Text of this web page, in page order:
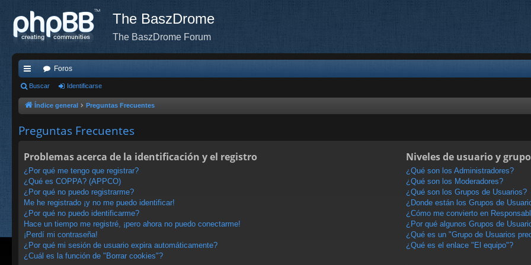
The BaszDrome
The BaszDrome Forum
nl
ac
pi
do
s
Foros
Buscar Identificarse
Índice general Preguntas Frecuentes
Preguntas Frecuentes
Problemas acerca de la identificación y el registro
¿Por qué me tengo que registrar?
¿Qué es COPPA? (APPCO)
¿Por qué no puedo registrarme?
Me he registrado ¡y no me puedo identificar!
¿Por qué no puedo identificarme?
Hace un tiempo me registré, ¡pero ahora no puedo conectarme!
¡Perdí mi contraseña!
¿Por qué mi sesión de usuario expira automáticamente?
¿Cuál es la función de "Borrar cookies"?
Niveles de usuario y
¿Qué son los Administradores?
¿Qué son los Moderadores?
¿Qué son los Grupos de Usuarios?
¿Donde están los Grupos de
¿Cómo me convierto en
¿Por qué algunos Grupos de
¿Qué es un "Grupo de Usuarios
¿Qué es el enlace "El equipo"?